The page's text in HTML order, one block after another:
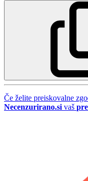
Če želite preiskovalne
Necenzurirano.si vaš